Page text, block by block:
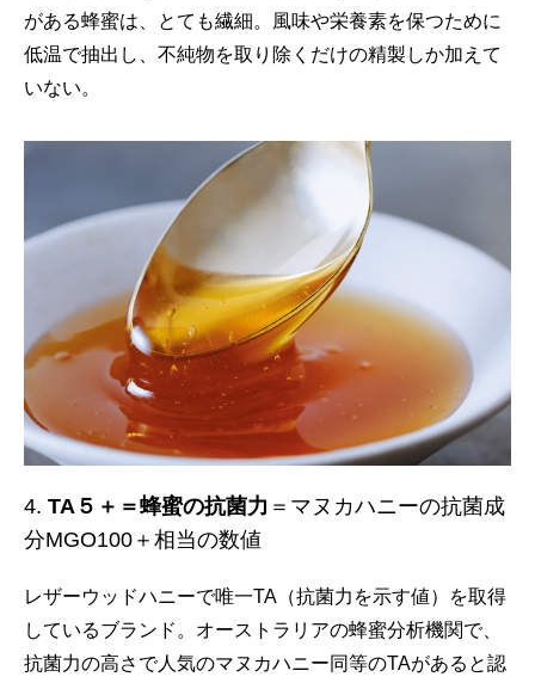
がある蜂蜜は、とても繊細。風味や栄養素を保つために
低温で抽出し、不純物を取り除くだけの精製しか加えて
いない。
4. TA５＋＝蜂蜜の抗菌力 ＝マヌカハニーの抗菌成
分MGO100＋相当の数値
レザーウッドハニーで唯一TA（抗菌力を示す値）を取得
しているブランド。オーストラリアの蜂蜜分析機関で、
抗菌力の高さで人気のマヌカハニー同等のTAがあると認